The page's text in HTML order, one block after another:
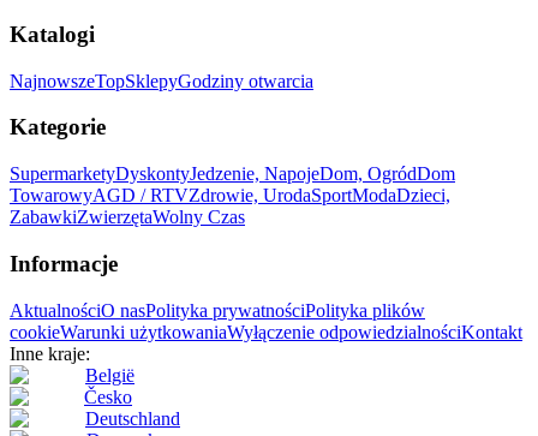
Katalogi
NajnowszeTopSklepyGodziny otwarcia
Kategorie
SupermarketyDyskontyJedzenie, NapojeDom, OgródDom
TowarowyAGD / RTVZdrowie, UrodaSportModaDzieci,
ZabawkiZwierzętaWolny Czas
Informacje
AktualnościO nasPolityka prywatnościPolityka plików
cookieWarunki użytkowaniaWyłączenie odpowiedzialnościKontakt
Inne kraje:
België
Česko
Deutschland